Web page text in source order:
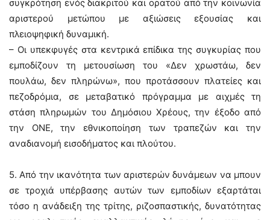
συγκρότηση ενός διακριτού και ορατού από την κοινωνία
αριστερού μετώπου με αξιώσεις εξουσίας και
πλειοψηφική δυναμική.
– Οι υπεκφυγές στα κεντρικά επίδικα της συγκυρίας που
εμποδίζουν τη μετουσίωση του «Δεν χρωστάω, δεν
πουλάω, δεν πληρώνω», που προτάσσουν πλατείες και
πεζοδρόμια, σε μεταβατικό πρόγραμμα με αιχμές τη
στάση πληρωμών του Δημόσιου Χρέους, την έξοδο από
την ΟΝΕ, την εθνικοποίηση των τραπεζών και την
αναδιανομή εισοδήματος και πλούτου.
5. Από την ικανότητα των αριστερών δυνάμεων να μπουν
σε τροχιά υπέρβασης αυτών των εμποδίων εξαρτάται
τόσο η ανάδειξη της τρίτης, ριζοσπαστικής, δυνατότητας